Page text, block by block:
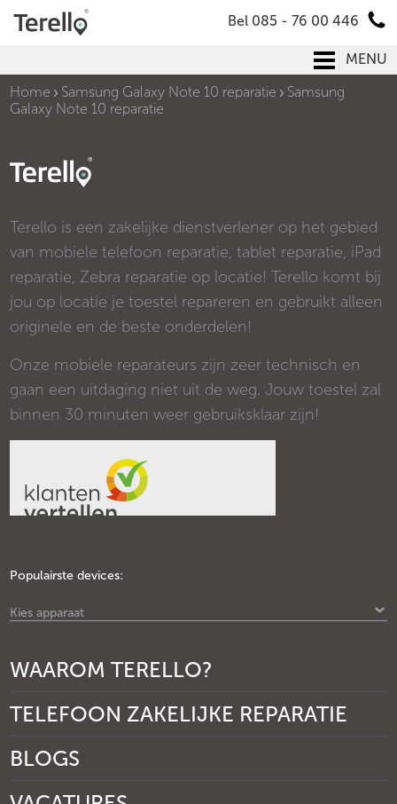
Bel 085 - 76 00 446
MENU
Home
Samsung Galaxy Note 10 reparatie
Samsung
Galaxy Note 10 reparatie
Terello is een zakelijke dienstverlener op het gebied
van mobiele telefoon reparatie, tablet reparatie, iPad
reparatie, Zebra reparatie op locatie! Terello komt bij
jou op locatie je toestel repareren en gebruikt alleen
originele en de beste onderdelen!
Onze mobiele reparateurs zijn zeer technisch en
gaan een uitdaging niet uit de weg. Jouw toestel zal
binnen 30 minuten weer gebruiksklaar zijn!
Populairste devices:
Kies apparaat
WAAROM TERELLO?
TELEFOON ZAKELIJKE REPARATIE
BLOGS